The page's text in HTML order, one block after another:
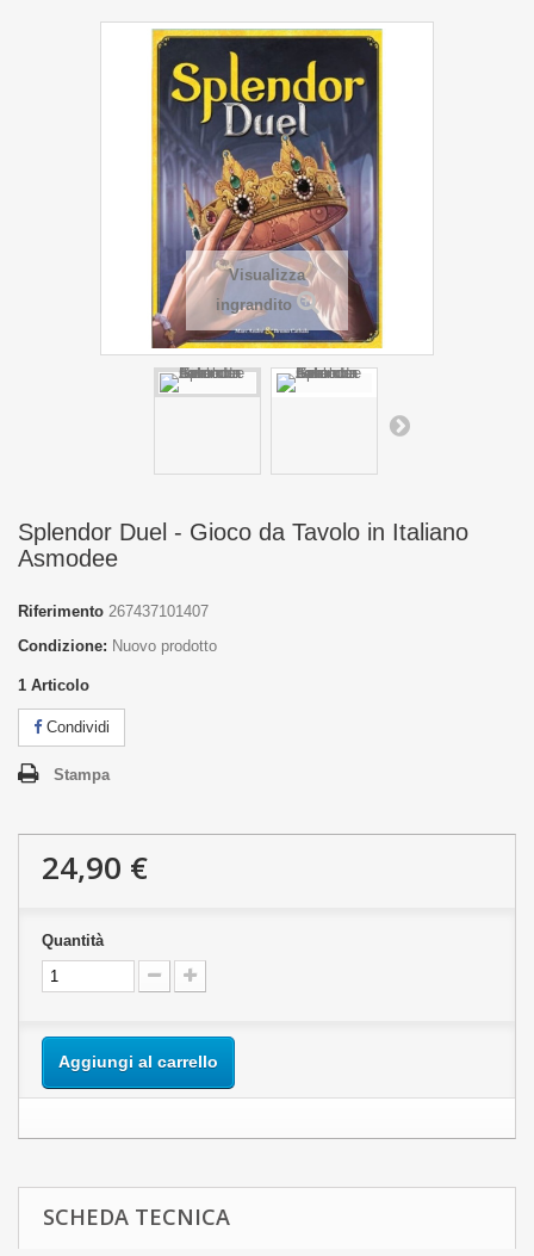
Visualizza
ingrandito
Splendor Duel - Gioco da Tavolo in Italiano
Asmodee
Riferimento 267437101407
Condizione: Nuovo prodotto
1 Articolo
Condividi
Stampa
24,90 €
Quantità
Aggiungi al carrello
SCHEDA TECNICA